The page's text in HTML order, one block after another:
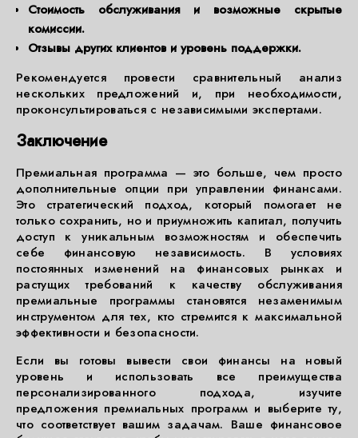
Стоимость обслуживания и возможные скрытые
комиссии.
Отзывы других клиентов и уровень поддержки.
Рекомендуется провести сравнительный анализ
нескольких предложений и, при необходимости,
проконсультироваться с независимыми экспертами.
Заключение
Премиальная программа — это больше, чем просто
дополнительные опции при управлении финансами.
Это стратегический подход, который помогает не
только сохранить, но и приумножить капитал, получить
доступ к уникальным возможностям и обеспечить
себе финансовую независимость. В условиях
постоянных изменений на финансовых рынках и
растущих требований к качеству обслуживания
премиальные программы становятся незаменимым
инструментом для тех, кто стремится к максимальной
эффективности и безопасности.
Если вы готовы вывести свои финансы на новый
уровень и использовать все преимущества
персонализированного подхода, изучите
предложения премиальных программ и выберите ту,
что соответствует вашим задачам. Ваше финансовое